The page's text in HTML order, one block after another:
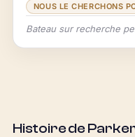
NOUS LE CHERCHONS
Bateau sur recherche
Histoire de